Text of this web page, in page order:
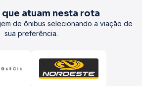
atuam nesta rota
de ônibus selecionando a viação de
sua preferência.